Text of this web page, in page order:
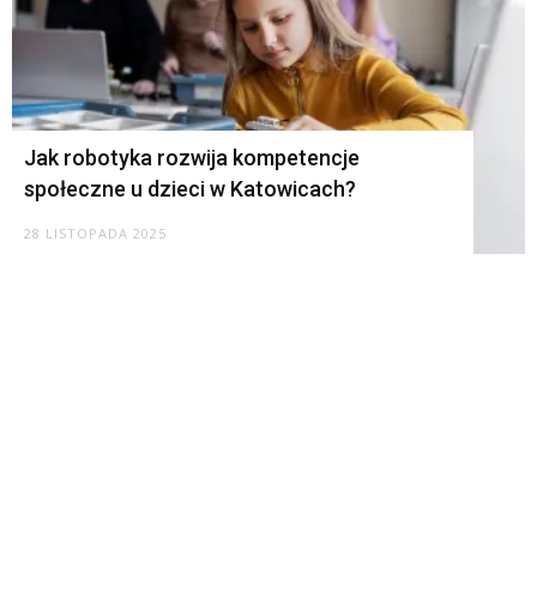
Jak robotyka rozwija kompetencje
społeczne u dzieci w Katowicach?
28 LISTOPADA 2025